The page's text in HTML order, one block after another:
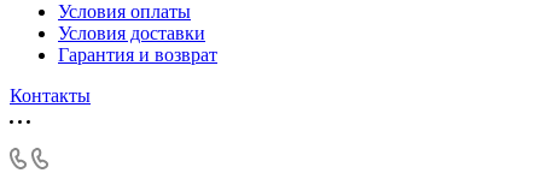
Условия оплаты
Условия доставки
Гарантия и возврат
Контакты